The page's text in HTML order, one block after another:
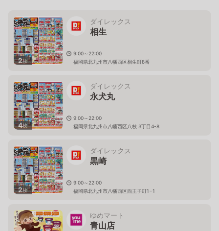
2枚
ダイレックス
相生
9:00～22:00
福岡県北九州市八幡西区相生町8番
4枚
ダイレックス
永犬丸
9:00～22:00
福岡県北九州市八幡西区八枝 3丁目4-8
2枚
ダイレックス
黒崎
9:00～22:00
福岡県北九州市八幡西区西王子町1−1
ゆめマート
青山店